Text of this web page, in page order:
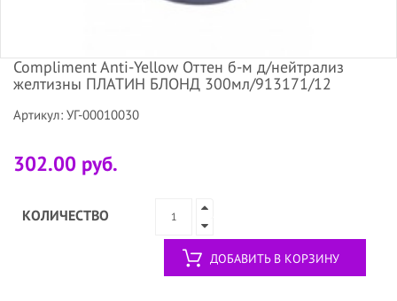
Compliment Anti-Yellow Оттен б-м д/нейтрализ
желтизны ПЛАТИН БЛОНД 300мл/913171/12
Артикул: УГ-00010030
302.00 руб.
КОЛИЧЕСТВО
ДОБАВИТЬ В КОРЗИНУ